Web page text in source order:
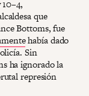
que
Bottoms, fue
había dado
Sin
ha ignorado la
represión